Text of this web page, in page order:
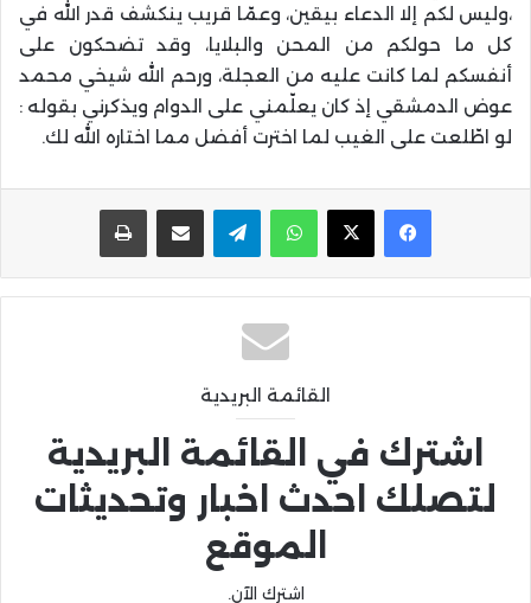
،وليس لكم إلا الدعاء بيقين، وعمّا قريب ينكشف قدر الله في
كل ما حولكم من المحن والبلايا، وقد تضحكون على
أنفسكم لما كانت عليه من العجلة، ورحم الله شيخي محمد
عوض الدمشقي إذ كان يعلّمني على الدوام ويذكرني بقوله :
لو اطّلعت على الغيب لما اخترت أفضل مما اختاره الله لك.
واتساب تيلقرام مشاركة عبر البريد
القائمة البريدية
اشترك في القائمة البريدية
لتصلك احدث اخبار وتحديثات
الموقع
اشترك الآن.